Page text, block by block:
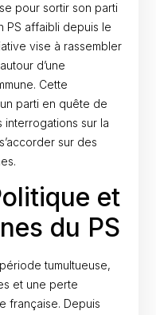
pour sortir son parti
PS affaibli depuis le
vise à rassembler
d’une
Cette
parti en quête de
interrogations sur la
sur des
et
du PS
tumultueuse,
et une perte
française. Depuis